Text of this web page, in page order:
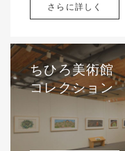
さらに詳しく
ちひろ美術館
コレクション